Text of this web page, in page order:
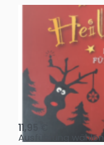
Oh, heilige Nacht!
11,95
Ausführung wählen